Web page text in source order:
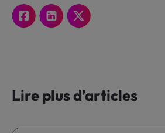
Lire plus d’articles